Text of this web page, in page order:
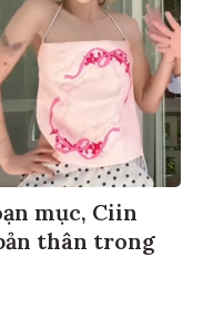
mục, Ciin
thân trong